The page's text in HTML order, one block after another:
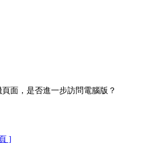
面，是否進一步訪問電腦版？
]